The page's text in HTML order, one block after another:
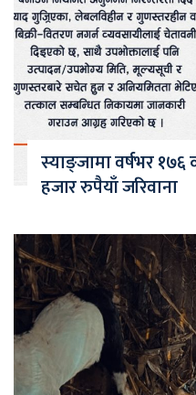
स्याङ्जामा वर्षभर
हजार रुपैयाँ जरिवाना